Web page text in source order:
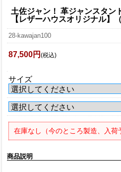
土佐ジャン！ 革ジャンスタン
【レザーハウスオリジナル】
28-kawajan100
87,500円 (税込)
サイズ
在庫なし（今のところ製造、入荷
商品説明